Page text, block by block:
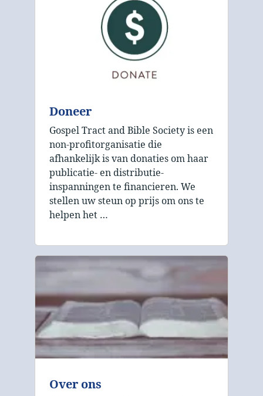
Doneer
Gospel Tract and Bible Society is een
non-profitorganisatie die
afhankelijk is van donaties om haar
publicatie- en distributie-
inspanningen te financieren. We
stellen uw steun op prijs om ons te
helpen het …
Over ons